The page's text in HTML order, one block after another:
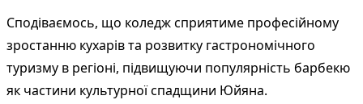
Сподіваємось, що коледж сприятиме професійному
зростанню кухарів та розвитку гастрономічного
туризму в регіоні, підвищуючи популярність барбекю
як частини культурної спадщини Юйяна.